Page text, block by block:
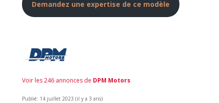
Demandez une expertise de ce modèle
Voir les 246 annonces de DPM Motors
Publié: 14 juillet 2023 (il y a 3 ans)